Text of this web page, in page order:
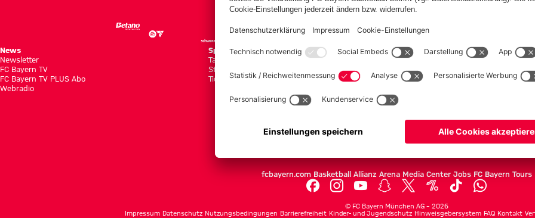
News
Newsletter
FC Bayern TV
FC Bayern TV PLUS Abo
Webradio
Spiele
Tabellen
Statistiken
Tickets
Teams
Herren
Amateure
Campus Teams
fcbayern.com Basketball Allianz Arena Media Center Jobs FC Bayern Tours
© FC Bayern München AG – 2026
Impressum Datenschutz Nutzungsbedingungen Barrierefreiheit Kinder- und Jugendschutz Hinweisgebersystem FAQ Kontakt